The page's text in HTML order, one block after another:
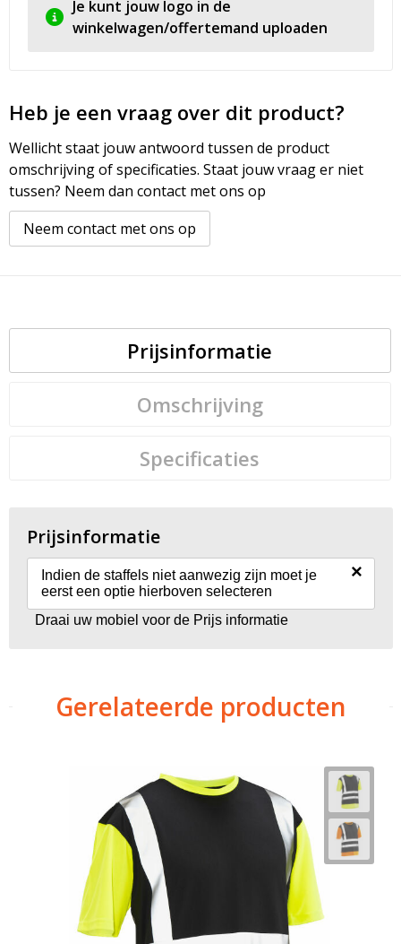
Je kunt jouw logo in de
winkelwagen/offertemand uploaden
Heb je een vraag over dit product?
Wellicht staat jouw antwoord tussen de product
omschrijving of specificaties. Staat jouw vraag er niet
tussen? Neem dan contact met ons op
Neem contact met ons op
Prijsinformatie
Omschrijving
Specificaties
Prijsinformatie
Indien de staffels niet aanwezig zijn moet je
eerst een optie hierboven selecteren
×
Draai uw mobiel voor de Prijs informatie
Gerelateerde producten